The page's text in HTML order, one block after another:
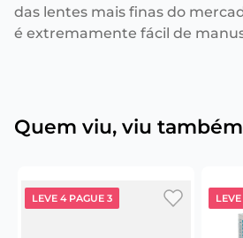
das lentes mais finas do
é extremamente fácil de
Quem viu, viu também
LEVE 4 PAGUE 3